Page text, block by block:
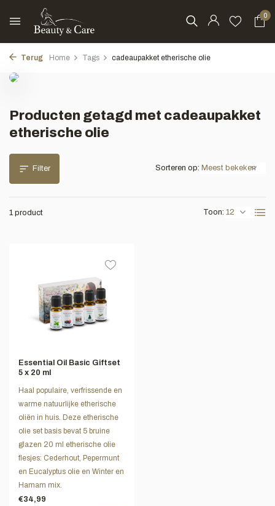
0
Terug Home Tags cadeaupakket etherische olie
Producten getagd met cadeaupakket
etherische olie
Filter
1 product Toon:
Sorteren op:
Essential Oil Basic Giftset
5 x 20 ml
Haal populaire, verfrissende en
warme natuurlijke etherische
oliën in huis. Deze etherische
olie set basis bevat 5 bruine
glazen 20 ml etherische olie
flesjes: Cederhout, Pepermunt
en Eucalyptus olie en Winter en
Hamam mix.
€34,99